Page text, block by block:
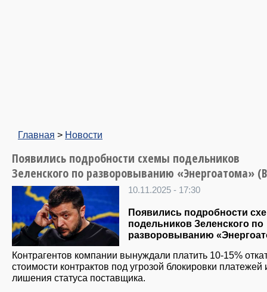
Главная > Новости
Появились подробности схемы подельников
Зеленского по разворовыванию «Энергоатома»
10.11.2025 - 17:30
Появились подробности
подельников Зеленского по
разворовыванию
Контрагентов компании вынуждали платить 10-15%
стоимости контрактов под угрозой блокировки платежей
лишения статуса поставщика.